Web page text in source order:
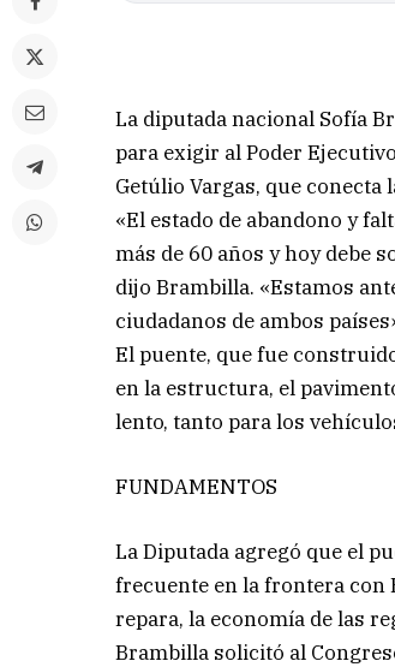
La diputada nacional Sofía
para exigir al Poder
Getúlio Vargas, que conecta
«El estado de abandono y
más de 60 años y hoy debe
dijo Brambilla. «Estamos
ciudadanos de ambos
El puente, que fue
en la estructura, el
lento, tanto para los
FUNDAMENTOS
La Diputada agregó que el
frecuente en la frontera con
repara, la economía de las
Brambilla solicitó al